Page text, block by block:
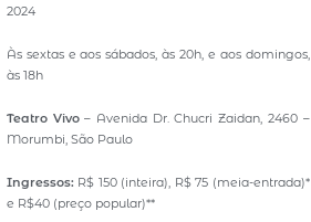
2024
Às sextas e aos sábados, às 20h, e aos domingos,
às 18h
Teatro Vivo– Avenida Dr. Chucri Zaidan, 2460 –
Morumbi, São Paulo
Ingressos: R$ 150 (inteira), R$ 75 (meia-entrada)*
e R$40 (preço popular)**